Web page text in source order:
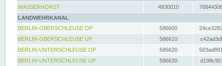
WASSERHORST
4930010
LANDWEHRKANAL
BERLIN-OBERSCHLEUSE OP
586600
BERLIN-OBERSCHLEUSE UP
586610
BERLIN-UNTERSCHLEUSE OP
586620
BERLIN-UNTERSCHLEUSE UP
586630